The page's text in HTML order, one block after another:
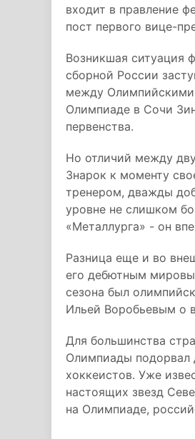
входит в правление
пост первого вице-
Возникшая ситуация
сборной России
между Олимпийскими
Олимпиаде в Сочи
первенства.
Но отличий между
Знарок к моменту
тренером, дважды
уровне не слишком
«Металлурга» - он
Разница еще и во
его дебютным
сезона был
Ильей Воробьевым о
Для большинства
Олимпиады подорвал
хоккеистов. Уже
настоящих звезд
на Олимпиаде,